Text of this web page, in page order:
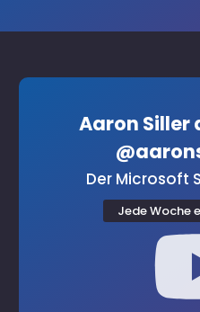
Aaron Siller
Der Microsoft
Jede Woche